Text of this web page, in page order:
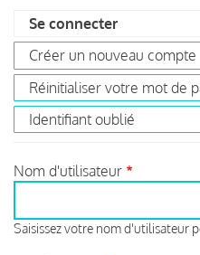
Primary
tabs
Se connecter
actif)
Créer un nouveau compte
Réinitialiser votre mot de
Identifiant oublié
Nom d'utilisateur
Saisissez votre nom d'utilisateur